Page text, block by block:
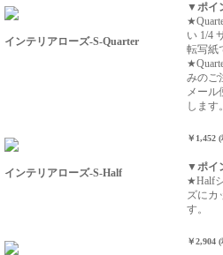
インテリアローズ-S-Quarter
▼ポイ
い 1/4
転写紙
みのご
メール
します
インテリアローズ-S-Half
￥1,452
▼ポイ
★Half
ズにカ
す。
￥2,904